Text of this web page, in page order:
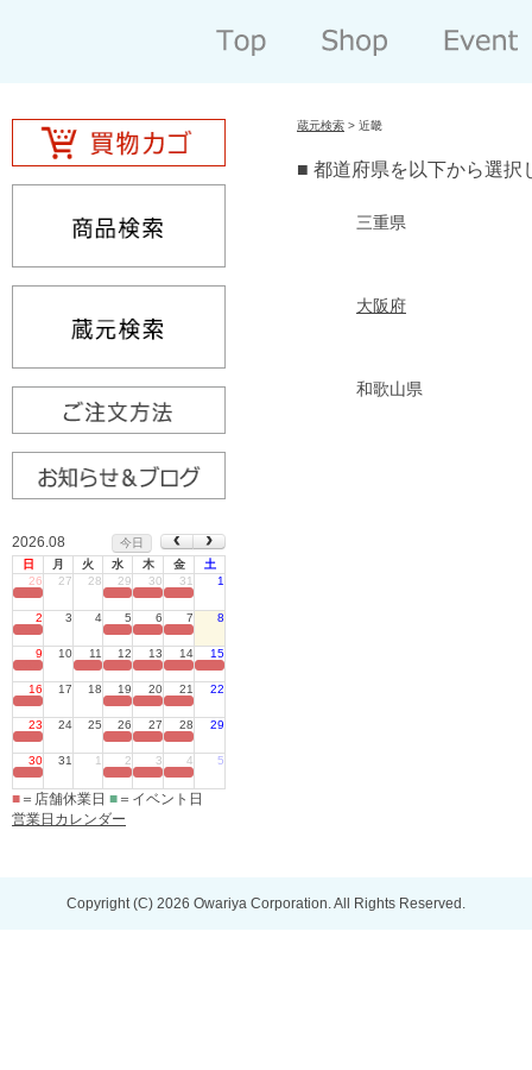
2026.08
今日
日
月 火 水 木 金
土
26
27 28 29 30 31 1
2 3 4 5 6 7 8
9 10 11 12 13 14 15
16 17 18 19 20 21 22
23 24 25 26 27 28 29
30 31 1 2 3 4 5
■ ＝店舗休業日 ■ ＝イベント日
営業日カレンダー
蔵元検索 > 近畿
■ 都道府県を以下から選択
三重県
大阪府
和歌山県
Copyright (C) 2026 Owariya Corporation. All Rights Reserved.